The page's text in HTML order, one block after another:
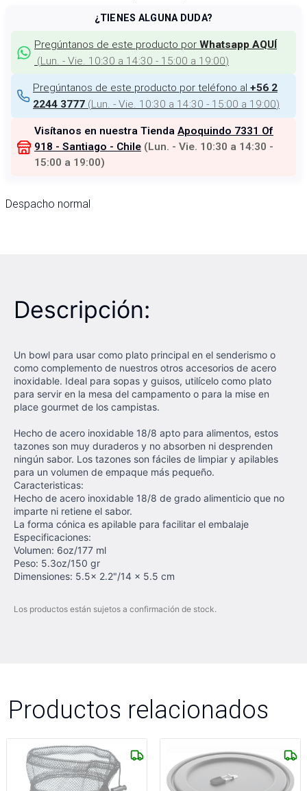
¿TIENES ALGUNA DUDA?
Pregúntanos de este producto por Whatsapp AQUÍ
(Lun. - Vie. 10:30 a 14:30 - 15:00 a 19:00)
Pregúntanos de este producto por teléfono al +56 2
2244 3777 (Lun. - Vie. 10:30 a 14:30 - 15:00 a 19:00)
Visítanos en nuestra Tienda Apoquindo 7331 Of
918 - Santiago - Chile (Lun. - Vie. 10:30 a 14:30 -
15:00 a 19:00)
Despacho normal
Descripción:
Un bowl para usar como plato principal en el senderismo o
como complemento de nuestros otros accesorios de acero
inoxidable. Ideal para sopas y guisos, utilícelo como plato
para servir en la mesa del campamento o para la mise en
place gourmet de los campistas.
Hecho de acero inoxidable 18/8 apto para alimentos, estos
tazones son muy duraderos y no absorben ni desprenden
ningún sabor. Los tazones son fáciles de limpiar y apilables
para un volumen de empaque más pequeño.
Caracteristicas:
Hecho de acero inoxidable 18/8 de grado alimenticio que no
imparte ni retiene el sabor.
La forma cónica es apilable para facilitar el embalaje
Especificaciones:
Volumen: 6oz/177 ml
Peso: 5.3oz/150 gr
Dimensiones: 5.5x 2.2"/14 x 5.5 cm
Los productos están sujetos a confirmación de stock.
Productos relacionados